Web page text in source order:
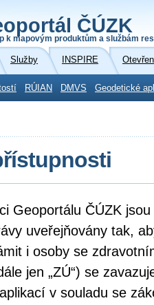
ČÚZK
k mapovým produktům a službám
Služby INSPIRE
RÚIAN DMVS Geodetické
Geoportálu ČÚZK
uveřejňovány tak,
i osoby se
jen „ZÚ“) se
v souladu se